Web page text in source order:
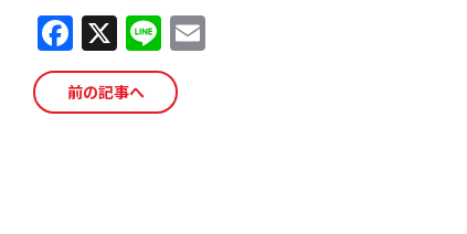
F
a
c
X Li
n
e
前の記事へ